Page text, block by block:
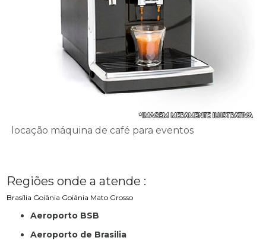
locação máquina de café para eventos
Regiões onde a atende :
Brasília Goiânia Goiânia Mato Grosso
Aeroporto BSB
Aeroporto de Brasilia